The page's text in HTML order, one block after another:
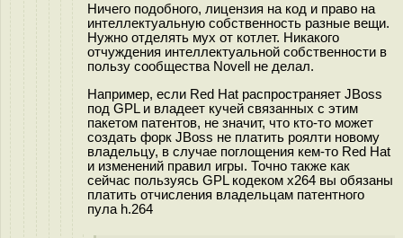
Ничего подобного, лицензия на код и право на
интеллектуальную собственность разные вещи.
Нужно отделять мух от котлет. Никакого
отчуждения интеллектуальной собственности в
пользу сообщества Novell не делал.
Например, если Red Hat распространяет JBoss
под GPL и владеет кучей связанных с этим
пакетом патентов, не значит, что кто-то может
создать форк JBoss не платить роялти новому
владельцу, в случае поглощения кем-то Red Hat
и изменений правил игры. Точно также как
сейчас пользуясь GPL кодеком x264 вы обязаны
платить отчисления владельцам патентного
пула h.264